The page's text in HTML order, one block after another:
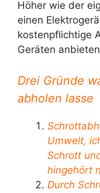
Höher wie der
einen
kostenpflichtige
Geräten
Drei Gründe
abholen lasse
Umwelt,
Schrott
hingehört
Durch